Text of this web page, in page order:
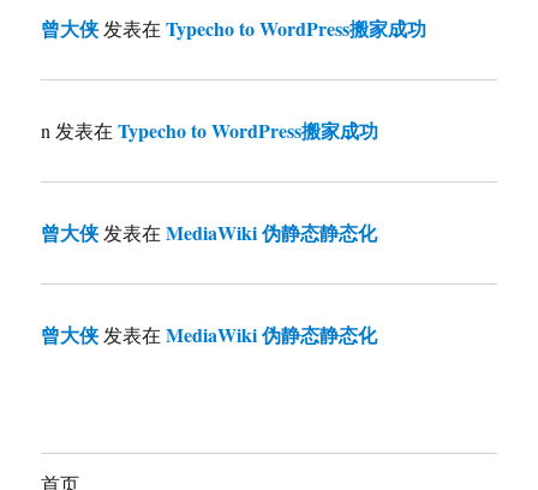
曾大侠发表在Typecho to WordPress搬家成功
n 发表在Typecho to WordPress搬家成功
曾大侠发表在MediaWiki 伪静态静态化
曾大侠发表在MediaWiki 伪静态静态化
首页